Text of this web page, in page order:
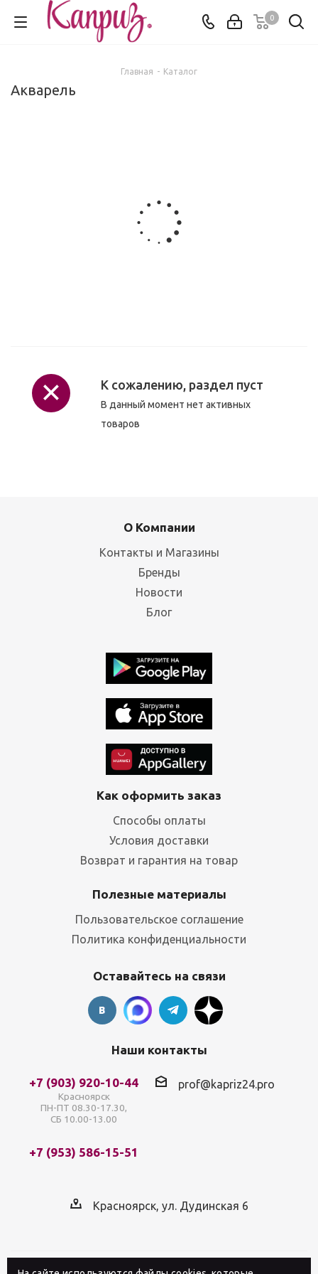
0
Главная - Каталог
Акварель
К сожалению, раздел пуст
В данный момент нет активных
товаров
О Компании
Контакты и Магазины
Бренды
Новости
Блог
Как оформить заказ
Способы оплаты
Условия доставки
Возврат и гарантия на товар
Полезные материалы
Пользовательское соглашение
Политика конфиденциальности
Оставайтесь на связи
Наши контакты
+7 (903) 920-10-44
Красноярск
ПН-ПТ 08.30-17.30,
СБ 10.00-13.00
+7 (953) 586-15-51
prof@kapriz24.pro
Красноярск, ул. Дудинская 6